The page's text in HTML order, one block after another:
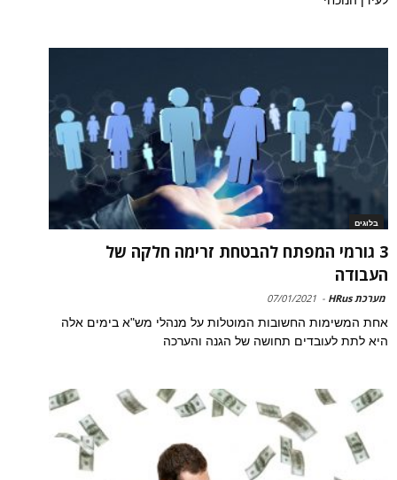
בלוגים
3 גורמי המפתח להבטחת זרימה חלקה של
העבודה
מערכת HRus -
07/01/2021
אחת המשימות החשובות המוטלות על מנהלי מש"א בימים אלה
היא לתת לעובדים תחושה של הגנה והערכה